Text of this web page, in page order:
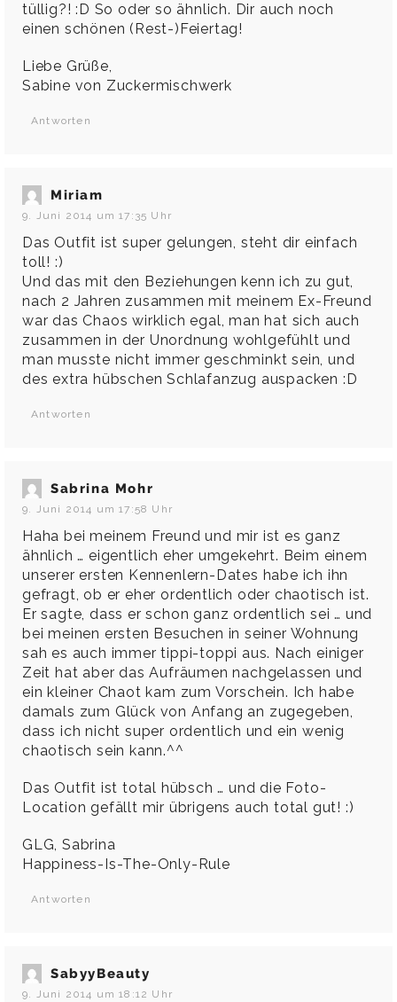
tüllig?! :D So oder so ähnlich. Dir auch noch
einen schönen (Rest-)Feiertag!
Liebe Grüße,
Sabine von Zuckermischwerk
Antworten
Miriam
9. Juni 2014 um 17:35 Uhr
Das Outfit ist super gelungen, steht dir einfach
toll! :)
Und das mit den Beziehungen kenn ich zu gut,
nach 2 Jahren zusammen mit meinem Ex-Freund
war das Chaos wirklich egal, man hat sich auch
zusammen in der Unordnung wohlgefühlt und
man musste nicht immer geschminkt sein, und
des extra hübschen Schlafanzug auspacken :D
Antworten
Sabrina Mohr
9. Juni 2014 um 17:58 Uhr
Haha bei meinem Freund und mir ist es ganz
ähnlich … eigentlich eher umgekehrt. Beim einem
unserer ersten Kennenlern-Dates habe ich ihn
gefragt, ob er eher ordentlich oder chaotisch ist.
Er sagte, dass er schon ganz ordentlich sei … und
bei meinen ersten Besuchen in seiner Wohnung
sah es auch immer tippi-toppi aus. Nach einiger
Zeit hat aber das Aufräumen nachgelassen und
ein kleiner Chaot kam zum Vorschein. Ich habe
damals zum Glück von Anfang an zugegeben,
dass ich nicht super ordentlich und ein wenig
chaotisch sein kann.^^
Das Outfit ist total hübsch … und die Foto-
Location gefällt mir übrigens auch total gut! :)
GLG, Sabrina
Happiness-Is-The-Only-Rule
Antworten
SabyyBeauty
9. Juni 2014 um 18:12 Uhr